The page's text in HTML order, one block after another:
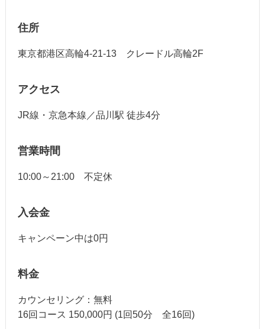
住所
東京都港区高輪4-21-13 クレードル高輪2F
アクセス
JR線・京急本線／品川駅 徒歩4分
営業時間
10:00～21:00 不定休
入会金
キャンペーン中は0円
料金
カウンセリング：無料
16回コース 150,000円 (1回50分 全16回)